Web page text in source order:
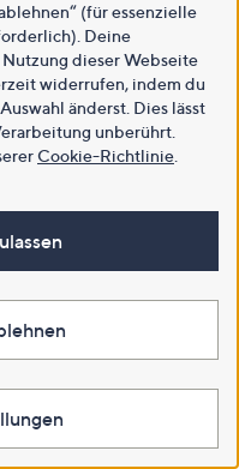
(für essenzielle
Deine
dieser Webseite
widerrufen, indem du
änderst. Dies lässt
unberührt.
Cookie-Richtlinie